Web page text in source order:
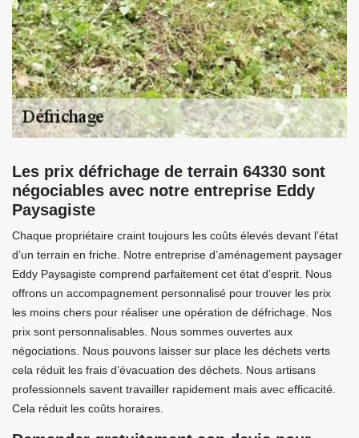
Les prix défrichage de terrain 64330 sont
négociables avec notre entreprise Eddy
Paysagiste
Chaque propriétaire craint toujours les coûts élevés devant l’état
d’un terrain en friche. Notre entreprise d’aménagement paysager
Eddy Paysagiste comprend parfaitement cet état d’esprit. Nous
offrons un accompagnement personnalisé pour trouver les prix
les moins chers pour réaliser une opération de défrichage. Nos
prix sont personnalisables. Nous sommes ouvertes aux
négociations. Nous pouvons laisser sur place les déchets verts
cela réduit les frais d’évacuation des déchets. Nous artisans
professionnels savent travailler rapidement mais avec efficacité.
Cela réduit les coûts horaires.